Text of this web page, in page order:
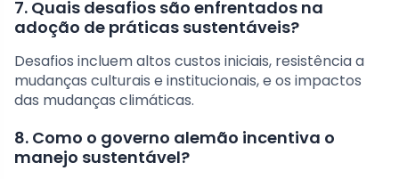
7. Quais desafios são enfrentados na
adoção de práticas sustentáveis?
Desafios incluem altos custos iniciais, resistência a
mudanças culturais e institucionais, e os impactos
das mudanças climáticas.
8. Como o governo alemão incentiva o
manejo sustentável?